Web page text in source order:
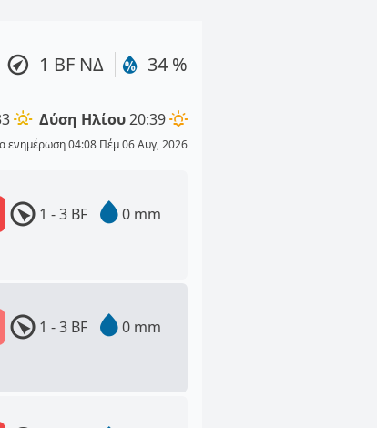
1 BF ΝΔ 34 %
Δύση Ηλίου20:39
ενημέρωση 04:08 Πέμ 06 Αυγ, 2026
1 - 3 BF 0 mm
1 - 3 BF 0 mm